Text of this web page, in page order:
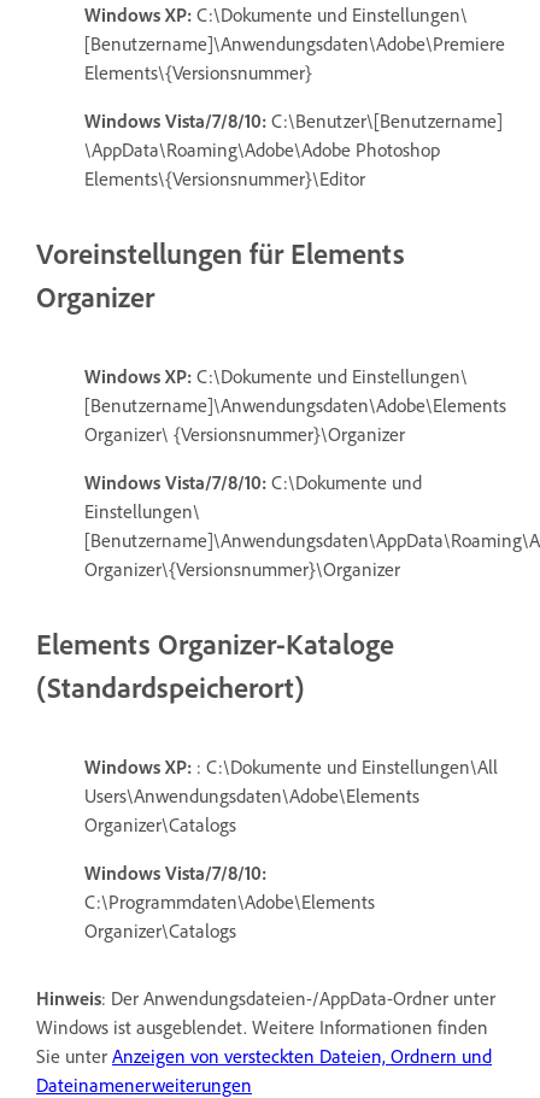
Windows XP: C:\Dokumente und Einstellungen\
[Benutzername]\Anwendungsdaten\Adobe\Premiere
Elements\{Versionsnummer}
Windows Vista/7/8/10: C:\Benutzer\[Benutzername]
\AppData\Roaming\Adobe\Adobe Photoshop
Elements\{Versionsnummer}\Editor
Voreinstellungen für Elements
Organizer
Windows XP: C:\Dokumente und Einstellungen\
[Benutzername]\Anwendungsdaten\Adobe\Elements
Organizer\ {Versionsnummer}\Organizer
Windows Vista/7/8/10: C:\Dokumente und
Einstellungen\
Organizer\{Versionsnummer}\Organizer
Elements Organizer-Kataloge
(Standardspeicherort)
Windows XP: : C:\Dokumente und Einstellungen\All
Users\Anwendungsdaten\Adobe\Elements
Organizer\Catalogs
Windows Vista/7/8/10:
C:\Programmdaten\Adobe\Elements
Organizer\Catalogs
Hinweis: Der Anwendungsdateien-/AppData-Ordner unter
Windows ist ausgeblendet. Weitere Informationen finden
Sie unter Anzeigen von versteckten Dateien, Ordnern und
Dateinamenerweiterungen